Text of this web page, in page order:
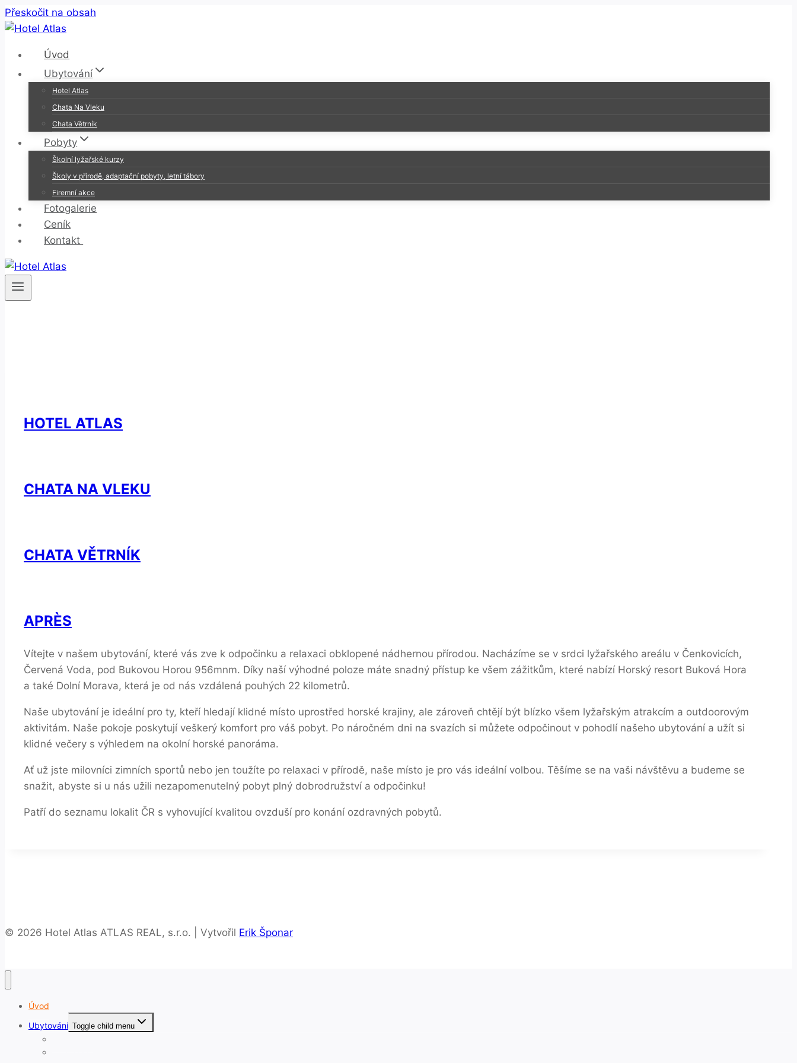
Přeskočit na obsah
Úvod
Ubytování
Hotel Atlas
Chata Na Vleku
Chata Větrník
Pobyty
Školní lyžařské kurzy
Školy v přírodě, adaptační pobyty, letní tábory
Firemní akce
Fotogalerie
Ceník
Kontakt
HOTEL ATLAS
CHATA NA VLEKU
CHATA VĚTRNÍK
APRÈS
Vítejte v našem ubytování, které vás zve k odpočinku a relaxaci obklopené nádhernou přírodou. Nacházíme se v srdci lyžařského areálu v Čenkovicích,
Červená Voda, pod Bukovou Horou 956mnm. Díky naší výhodné poloze máte snadný přístup ke všem zážitkům, které nabízí Horský resort Buková Hora
a také Dolní Morava, která je od nás vzdálená pouhých 22 kilometrů.
Naše ubytování je ideální pro ty, kteří hledají klidné místo uprostřed horské krajiny, ale zároveň chtějí být blízko všem lyžařským atrakcím a outdoorovým
aktivitám. Naše pokoje poskytují veškerý komfort pro váš pobyt. Po náročném dni na svazích si můžete odpočinout v pohodlí našeho ubytování a užít si
klidné večery s výhledem na okolní horské panoráma.
Ať už jste milovníci zimních sportů nebo jen toužíte po relaxaci v přírodě, naše místo je pro vás ideální volbou. Těšíme se na vaši návštěvu a budeme se
snažit, abyste si u nás užili nezapomenutelný pobyt plný dobrodružství a odpočinku!
Patří do seznamu lokalit ČR s vyhovující kvalitou ovzduší pro konání ozdravných pobytů.
© 2026 Hotel Atlas ATLAS REAL, s.r.o. | Vytvořil Erik Šponar
Úvod
Ubytování Toggle child menu